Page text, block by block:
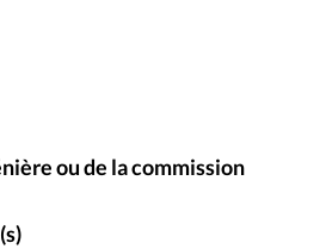
ou de la commission